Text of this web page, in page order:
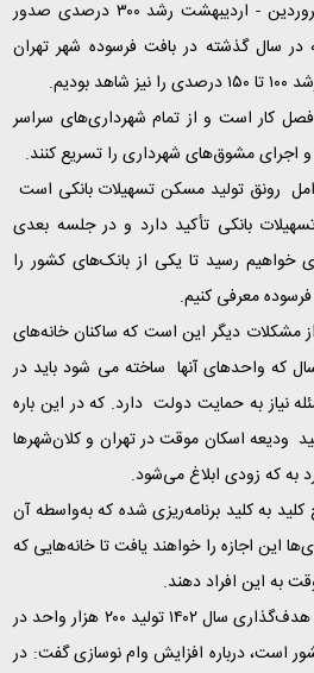
و همین امر باعث شد که در فروردین - اردیبهشت رشد ۳۰۰ درصدی صدور
در سال گذشته در بافت فرسوده شهر تهران
.
کار است و از تمام شهرداری‌های سراسر
اجرای مشوق‌های شهرداری را تسریع کنند.
رونق تولید مسکن تسهیلات بانکی است
بانکی تأکید دارد و در جلسه بعدی
خواهیم رسید تا یکی از بانک‌های کشور را
معرفی کنیم.
مشکلات دیگر این است که ساکنان خانه‌های
در مدت‌زمان یک تا ۲ سال که واحدهای آنها ساخته می‌ شود باید در
نیاز به حمایت دولت دارد. که در این باره
ودیعه اسکان موقت در تهران و کلان‌شهرها
.
کلید به کلید برنامه‌ریزی شده که به‌واسطه آن
این اجازه را خواهند یافت تا خانه‌هایی که
به این افراد دهند.
وزیر راه وشهرسازی با بیان اینکه هدف‌گذاری سال ۱۴۰۲ تولید ۲۰۰ هزار واحد در
است، درباره افزایش وام نوسازی گفت: در